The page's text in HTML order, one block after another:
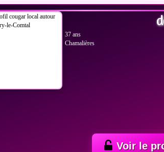
37 ans
Chamalières
Voir le